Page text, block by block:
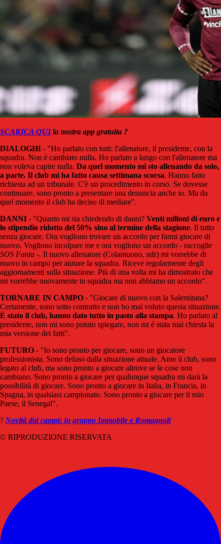
SCARICA QUIla nostra app gratuita ?
DIALOGHI - "Ho parlato con tutti: l'allenatore, il presidente, con la
squadra. Non è cambiato nulla. Ho parlato a lungo con l'allenatore ma
non voleva capire nulla. Da quel momento mi sto allenando da solo,
a parte. Il club mi ha fatto causa settimana scorsa. Hanno fatto
richiesta ad un tribunale. C'è un procedimento in corso. Se dovesse
continuare, sono pronto a presentare una denuncia anche io. Ma da
quel momento il club ha deciso di mediare".
DANNI - "Quanto mi sta chiedendo di danni? Venti milioni di euro e
lo stipendio ridotto del 50% sino al termine della stagione. Il tutto
senza giocare. Ora vogliono trovare un accordo per farmi giocare di
nuovo. Vogliono incolpare me e ora vogliono un accordo - raccoglie
SOS Fanta -. Il nuovo allenatore (Colantuono, ndr) mi vorrebbe di
nuovo in campo per aiutare la squadra. Riceve regolarmente degli
aggiornamenti sulla situazione. Più di una volta mi ha dimostrato che
mi vorrebbe nuovamente in squadra ma non abbiamo un accordo".
TORNARE IN CAMPO - "Giocare di nuovo con la Salernitana?
Certamente, sono sotto contratto e non ho mai voluto questa situazione.
È stato il club, hanno dato tutto in pasto alla stampa. Ho parlato al
presidente, non mi sono potuto spiegare, non mi è stata mai chiesta la
mia versione dei fatti".
FUTURO - "Io sono pronto per giocare, sono un giocatore
professionista. Sono deluso dalla situazione attuale. Amo il club, sono
legato al club, ma sono pronto a giocare altrove se le cose non
cambiano. Sono pronto a giocare per qualunque squadra mi darà la
possibilità di giocare. Sono pronto a giocare in Italia, in Francia, in
Spagna, in qualsiasi campionato. Sono pronto a giocare per il mio
Paese, il Senegal".
? Novità dai campi: in gruppo Immobile e Romagnoli
© RIPRODUZIONE RISERVATA